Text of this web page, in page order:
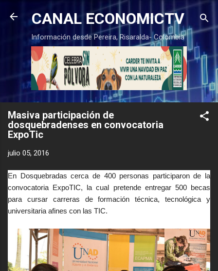
Ir al contenido principal
CANAL ECONOMICTV
Información desde Pereira, Risaralda- Colombia
Masiva participación de
dosquebradenses en convocatoria
ExpoTic
julio 05, 2016
En Dosquebradas cerca de 400 personas participaron de la
convocatoria ExpoTIC, la cual pretende entregar 500 becas
para cursar carreras de formación técnica, tecnológica y
universitaria afines con las TIC.